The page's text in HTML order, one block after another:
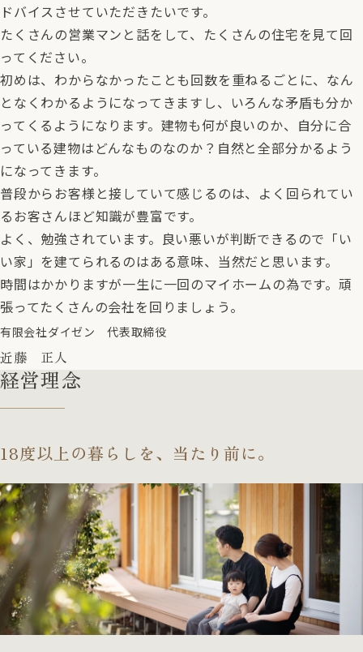
ドバイスさせていただきたいです。
たくさんの営業マンと話をして、たくさんの住宅を見て回
ってください。
初めは、わからなかったことも回数を重ねるごとに、なん
となくわかるようになってきますし、いろんな矛盾も分か
ってくるようになります。建物も何が良いのか、自分に合
っている建物はどんなものなのか？自然と全部分かるよう
になってきます。
普段からお客様と接していて感じるのは、よく回られてい
るお客さんほど知識が豊富です。
よく、勉強されています。良い悪いが判断できるので「い
い家」を建てられるのはある意味、当然だと思います。
時間はかかりますが一生に一回のマイホームの為です。頑
張ってたくさんの会社を回りましょう。
有限会社ダイゼン 代表取締役
近藤 正人
経営理念
18度以上の暮らしを、 当たり前に。